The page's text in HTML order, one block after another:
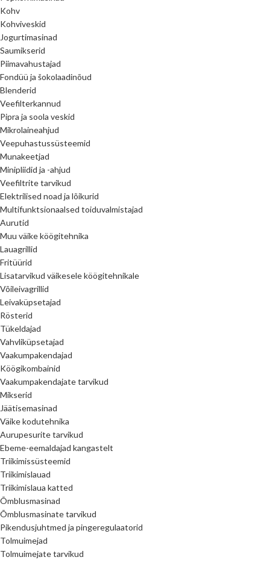
Kohv
Kohviveskid
Jogurtimasinad
Saumikserid
Piimavahustajad
Fondüü ja šokolaadinõud
Blenderid
Veefilterkannud
Pipra ja soola veskid
Mikrolaineahjud
Veepuhastussüsteemid
Munakeetjad
Minipliidid ja -ahjud
Veefiltrite tarvikud
Elektrilised noad ja lõikurid
Multifunktsionaalsed toiduvalmistajad
Aurutid
Muu väike köögitehnika
Lauagrillid
Fritüürid
Lisatarvikud väikesele köögitehnikale
Võileivagrillid
Leivaküpsetajad
Rösterid
Tükeldajad
Vahvliküpsetajad
Vaakumpakendajad
Köögikombainid
Vaakumpakendajate tarvikud
Mikserid
Jäätisemasinad
Väike kodutehnika
Aurupesurite tarvikud
Ebeme-eemaldajad kangastelt
Triikimissüsteemid
Triikimislauad
Triikimislaua katted
Õmblusmasinad
Õmblusmasinate tarvikud
Pikendusjuhtmed ja pingeregulaatorid
Tolmuimejad
Tolmuimejate tarvikud